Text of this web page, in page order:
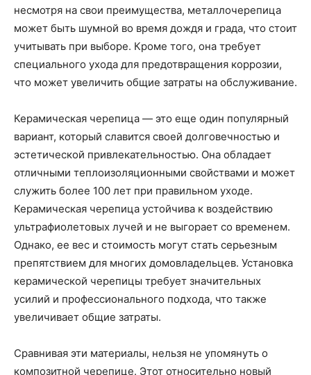
несмотря на свои преимущества, металлочерепица
может быть шумной во время дождя и града, что стоит
учитывать при выборе. Кроме того, она требует
специального ухода для предотвращения коррозии,
что может увеличить общие затраты на обслуживание.
Керамическая черепица — это еще один популярный
вариант, который славится своей долговечностью и
эстетической привлекательностью. Она обладает
отличными теплоизоляционными свойствами и может
служить более 100 лет при правильном уходе.
Керамическая черепица устойчива к воздействию
ультрафиолетовых лучей и не выгорает со временем.
Однако, ее вес и стоимость могут стать серьезным
препятствием для многих домовладельцев. Установка
керамической черепицы требует значительных
усилий и профессионального подхода, что также
увеличивает общие затраты.
Сравнивая эти материалы, нельзя не упомянуть о
композитной черепице. Этот относительно новый